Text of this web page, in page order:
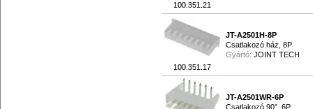
100.351.21
100.351.17
JT-A2501H-8P
Csatlakozó ház, 8P
Gyártó: JOINT TECH
JT-A2501WR-6P
Csatlakozó 90°, 6P